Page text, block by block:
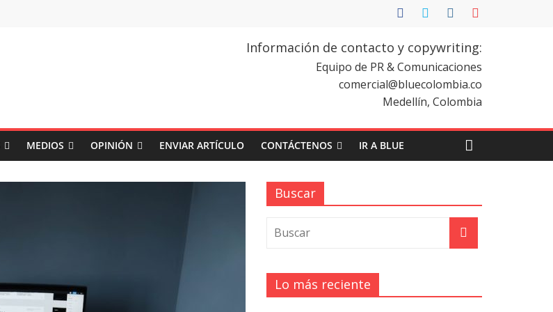
Información de contacto y copywriting:
Equipo de PR & Comunicaciones
comercial@bluecolombia.co
Medellín, Colombia
MEDIOS OPINIÓN ENVIAR ARTÍCULO CONTÁCTENOS IR A BLUE
Buscar
Lo más reciente